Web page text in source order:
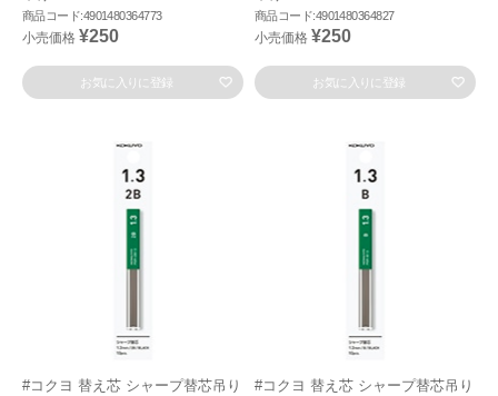
商品コード:4901480364773
小売価格 ¥250
お気に入りに登録
商品コード:4901480364827
小売価格 ¥250
お気に入りに登録
#コクヨ 替え芯 シャープ替芯吊り
#コクヨ 替え芯 シャープ替芯吊り